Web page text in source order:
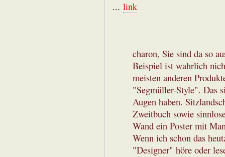
... link
charon, Sie sind da so
Beispiel ist wahrlich
meisten anderen
"Segmüller-Style". Das
Augen haben.
Zweitbuch sowie
Wand ein Poster mit
Wenn ich schon das
"Designer" höre oder